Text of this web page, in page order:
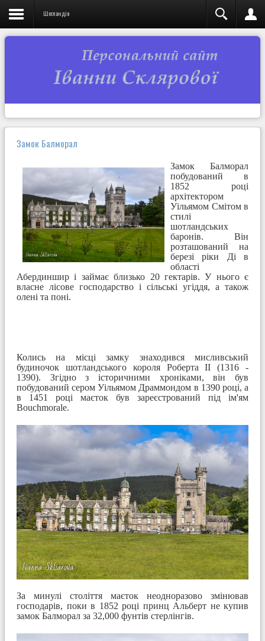
Шотландія
Замок Балморал
Замок Балморал
побудований в
1852 році
архітектором
Уільямом Смітом в
стилі
шотландських
баронів. Він
розташований на
березі ріки Ді в
області
Абердиншир і займає близько 20 гектарів. У нього є
власне лісове господарство і сільські угіддя, а також
олені та поні.
Колись на місці замку знаходився мисливський
будиночок шотландського короля Роберта II (1316 -
1390). Згідно з історичними хроніками, він був
побудований сером Уільямом Драммондом в 1390 році, а
в 1451 році маєток був зареєстрований під ім'ям
Bouchmorale.
За минулі століття маєток неодноразово змінював
господарів, поки в 1852 році принц Альберт не купив
замок Балморал за 32,000 фунтів стерлінгів.